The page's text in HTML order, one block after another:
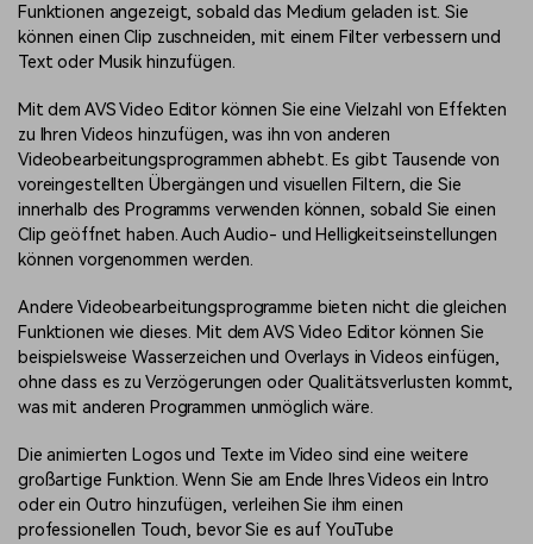
Funktionen angezeigt, sobald das Medium geladen ist. Sie
können einen Clip zuschneiden, mit einem Filter verbessern und
Text oder Musik hinzufügen.
Mit dem AVS Video Editor können Sie eine Vielzahl von Effekten
zu Ihren Videos hinzufügen, was ihn von anderen
Videobearbeitungsprogrammen abhebt. Es gibt Tausende von
voreingestellten Übergängen und visuellen Filtern, die Sie
innerhalb des Programms verwenden können, sobald Sie einen
Clip geöffnet haben. Auch Audio- und Helligkeitseinstellungen
können vorgenommen werden.
Andere Videobearbeitungsprogramme bieten nicht die gleichen
Funktionen wie dieses. Mit dem AVS Video Editor können Sie
beispielsweise Wasserzeichen und Overlays in Videos einfügen,
ohne dass es zu Verzögerungen oder Qualitätsverlusten kommt,
was mit anderen Programmen unmöglich wäre.
Die animierten Logos und Texte im Video sind eine weitere
großartige Funktion. Wenn Sie am Ende Ihres Videos ein Intro
oder ein Outro hinzufügen, verleihen Sie ihm einen
professionellen Touch, bevor Sie es auf YouTube